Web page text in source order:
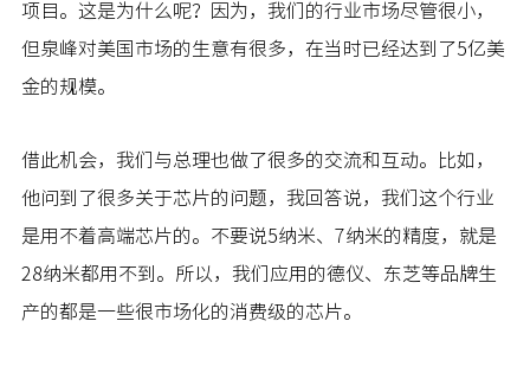
项目。这是为什么呢？因为，我们的行业市场尽管很小，
但泉峰对美国市场的生意有很多，在当时已经达到了5亿美
金的规模。
借此机会，我们与总理也做了很多的交流和互动。比如，
他问到了很多关于芯片的问题，我回答说，我们这个行业
是用不着高端芯片的。不要说5纳米、7纳米的精度，就是
28纳米都用不到。所以，我们应用的德仪、东芝等品牌生
产的都是一些很市场化的消费级的芯片。